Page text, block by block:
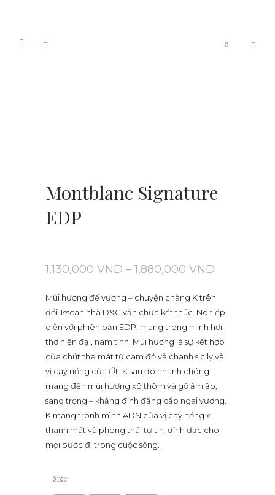
0
Montblanc Signature
EDP
1,130,000 VND – 1,880,000 VND
từ
1,130,000
đến
1,880,000
Mùi hương đế vương – chuyện chàng K trên
đồi Tsscan nhà D&G vẫn chưa kết thúc. Nó tiếp
diễn với phiên bản EDP, mang trong mình hơi
thở hiện đại, nam tính. Mùi hương là sự kết hợp
của chút the mát từ cam đỏ và chanh sicily và
vị cay nồng của Ớt. K sau đó nhanh chóng
mang đến mùi hương xô thôm và gố ấm ấp,
sang trọng – khẳng định đăng cấp ngai vương.
K mang tronh mình ADN của vị cay nồng x
thanh mát và phong thái tự tin, đỉnh đạc cho
mọi bước đi trong cuộc sống.
Size